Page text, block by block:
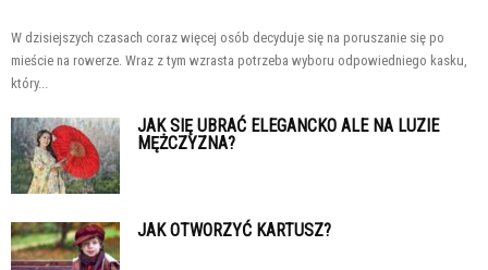
W dzisiejszych czasach coraz więcej osób decyduje się na poruszanie się po
mieście na rowerze. Wraz z tym wzrasta potrzeba wyboru odpowiedniego kasku,
który...
JAK SIĘ UBRAĆ ELEGANCKO ALE NA LUZIE
MĘŻCZYZNA?
JAK OTWORZYĆ KARTUSZ?